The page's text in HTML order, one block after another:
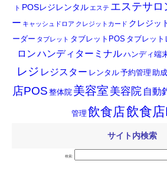
ト POSレジレンタル エステ エステサロ
ー キャッシュドロア クレジットカード クレジッ
ーダー タブレット タブレットPOS タブレット
ロンハンディターミナルハンディ端
レジ レジスター レンタル予約管理 助
店POS 整体院 美容室 美容院 自動
管理 飲食店飲食
サイト内検索
検索: